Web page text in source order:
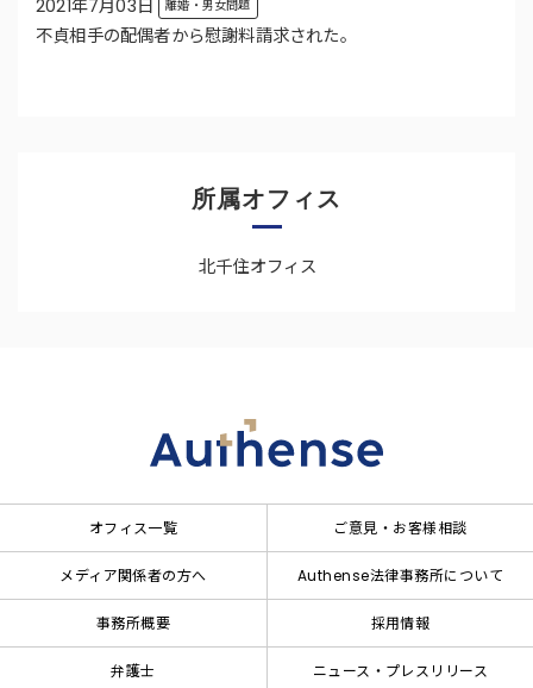
2021年7月03日
離婚・男女問題
不貞相手の配偶者から慰謝料請求された。
所属オフィス
北千住オフィス
オフィス一覧 ご意見・お客様相談
メディア関係者の方へ Authense法律事務所について
事務所概要 採用情報
弁護士 ニュース・プレスリリース